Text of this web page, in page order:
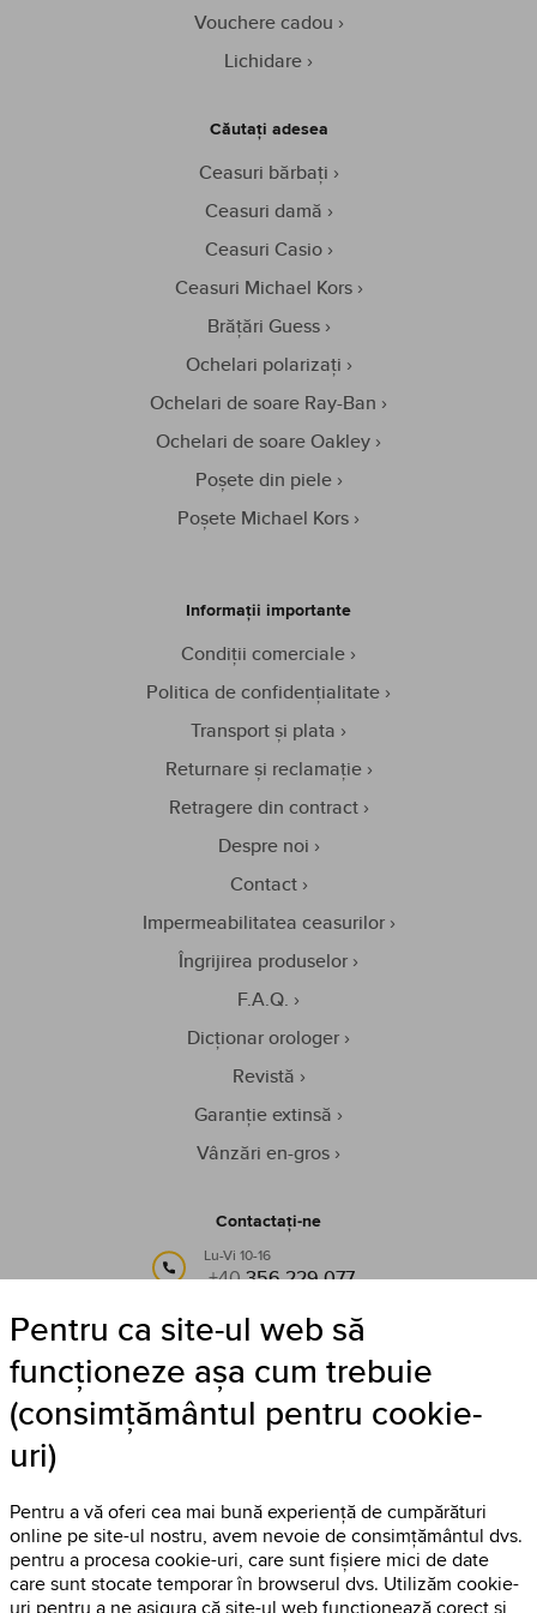
Vouchere cadou
Lichidare
Căutați adesea
Ceasuri bărbați
Ceasuri damă
Ceasuri Casio
Ceasuri Michael Kors
Brățări Guess
Ochelari polarizați
Ochelari de soare Ray-Ban
Ochelari de soare Oakley
Poșete din piele
Poșete Michael Kors
Informații importante
Condiții comerciale
Politica de confidențialitate
Transport și plata
Returnare și reclamație
Retragere din contract
Despre noi
Contact
Impermeabilitatea ceasurilor
Îngrijirea produselor
F.A.Q.
Dicționar orologer
Revistă
Garanție extinsă
Vânzări en-gros
Contactați-ne
Lu-Vi 10-16
+40356 229 077
sau pe e-mail:
info@timestore.ro
Urmăriți-ne
Pentru ca site-ul web să
funcționeze așa cum trebuie
(consimțământul pentru cookie-
uri)
Pentru a vă oferi cea mai bună experiență de cumpărături
online pe site-ul nostru, avem nevoie de consimțământul dvs.
pentru a procesa cookie-uri, care sunt fișiere mici de date
care sunt stocate temporar în browserul dvs. Utilizăm cookie-